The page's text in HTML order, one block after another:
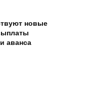
новые
аванса